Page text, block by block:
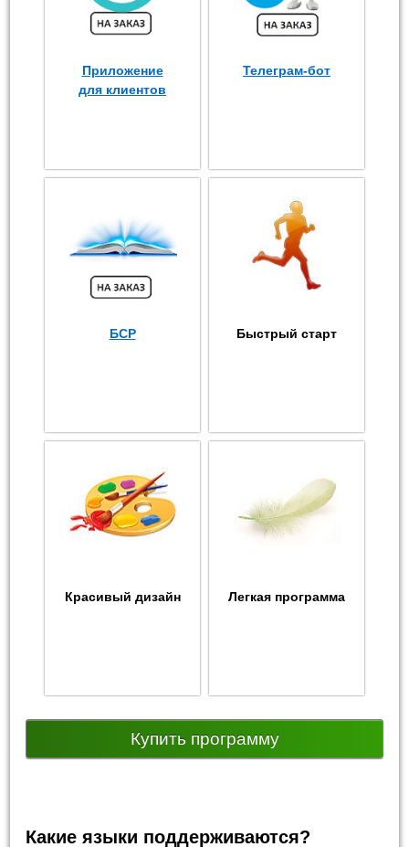
Приложение
для клиентов
Телеграм-бот
БСР Быстрый старт
Красивый дизайн Легкая программа
Купить программу
Какие языки поддерживаются?